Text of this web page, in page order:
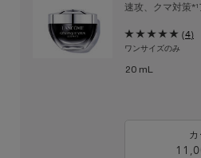
速攻、クマ対策
(4)
ワンサイズのみ
20 mL
カ